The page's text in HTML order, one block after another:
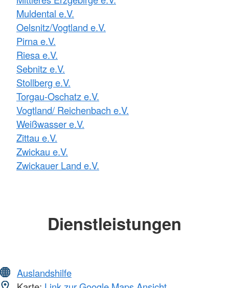
Muldental e.V.
Oelsnitz/Vogtland e.V.
Pirna e.V.
Riesa e.V.
Sebnitz e.V.
Stollberg e.V.
Torgau-Oschatz e.V.
Vogtland/ Reichenbach e.V.
Weißwasser e.V.
Zittau e.V.
Zwickau e.V.
Zwickauer Land e.V.
Dienstleistungen
Auslandshilfe